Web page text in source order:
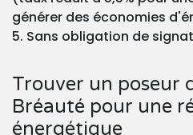
générer des économies
5. Sans obligation de
Trouver un poseur
Bréauté pour une
énergétique